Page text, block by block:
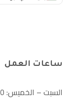
ساعات العمل
السبت – الخميس: 8:00 ص – 1:00 ص